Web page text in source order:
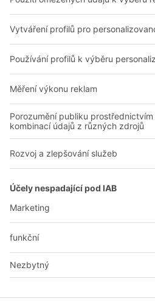
Regály a regálové systémy
Naše služby
Společnost
Naše celosvětová síť
Naše závody
Sledujte
YOUR LIFE.
+420 733 643 229